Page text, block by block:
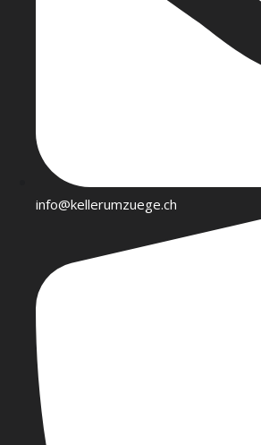
info@kellerumzuege.ch